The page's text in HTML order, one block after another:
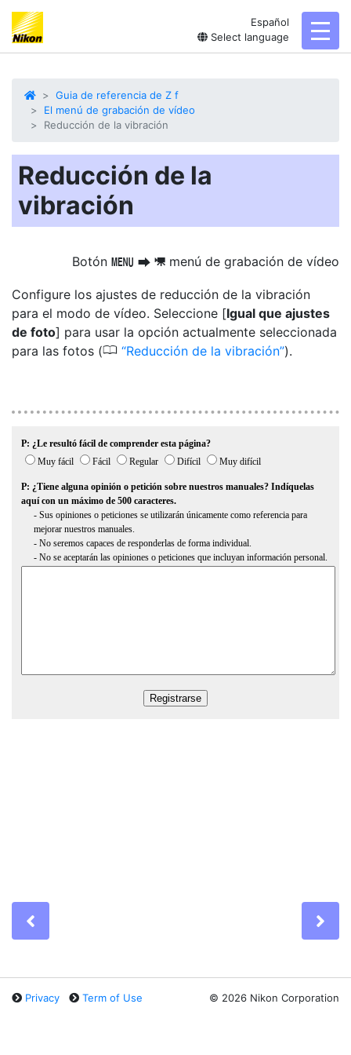
Español
Select language
Guia de referencia de Z f
El menú de grabación de vídeo
Reducción de la vibración
Reducción de la
vibración
Botón G U 1 menú de grabación de vídeo
Configure los ajustes de reducción de la vibración
para el modo de vídeo. Seleccione [Igual que ajustes
de foto] para usar la opción actualmente seleccionada
para las fotos (0 Reducción de la vibración ).
Privacy Term of Use © 2026 Nikon Corporation